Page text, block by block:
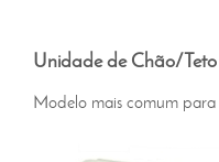
Unidade de Chão/Teto
Modelo mais comum para